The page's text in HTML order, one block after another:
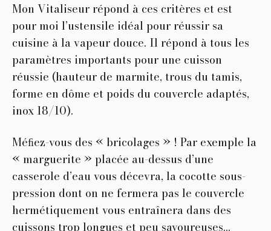
Mon Vitaliseur répond à ces critères et est
pour moi l’ustensile idéal pour réussir sa
cuisine à la vapeur douce. Il répond à tous les
paramètres importants pour une cuisson
réussie (hauteur de marmite, trous du tamis,
forme en dôme et poids du couvercle adaptés,
inox 18/10).
Méﬁez-vous des « bricolages » ! Par exemple la
« marguerite » placée au-dessus d’une
casserole d’eau vous décevra, la cocotte sous-
pression dont on ne fermera pas le couvercle
hermétiquement vous entraînera dans des
cuissons trop longues et peu savoureuses…